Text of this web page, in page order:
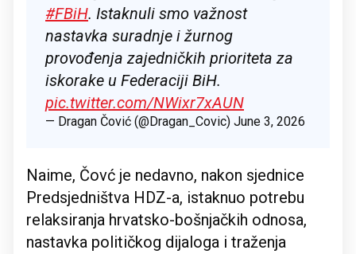
#FBiH. Istaknuli smo važnost
nastavka suradnje i žurnog
provođenja zajedničkih prioriteta za
iskorake u Federaciji BiH.
pic.twitter.com/NWixr7xAUN
— Dragan Čović (@Dragan_Covic) June 3, 2026
Naime, Čovć je nedavno, nakon sjednice
Predsjedništva HDZ-a, istaknuo potrebu
relaksiranja hrvatsko-bošnjačkih odnosa,
nastavka političkog dijaloga i traženja